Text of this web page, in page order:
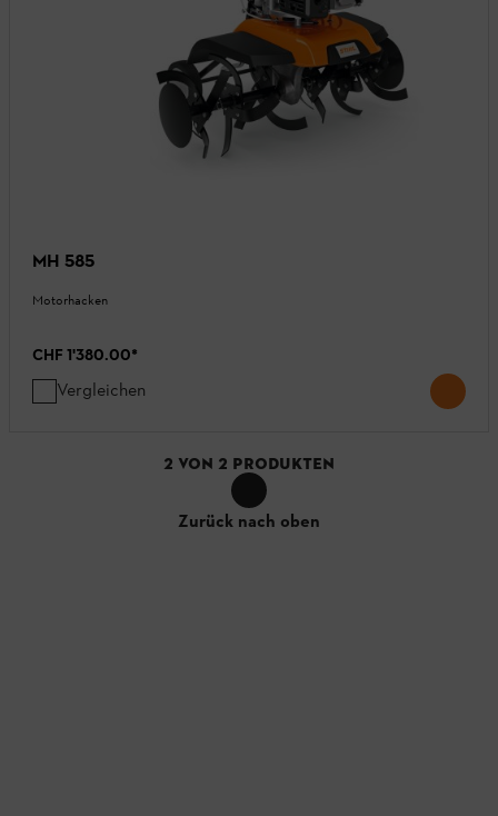
MH 585
Motorhacken
CHF 1'380.00*
Vergleichen
2 VON 2 PRODUKTEN
Zurück nach oben